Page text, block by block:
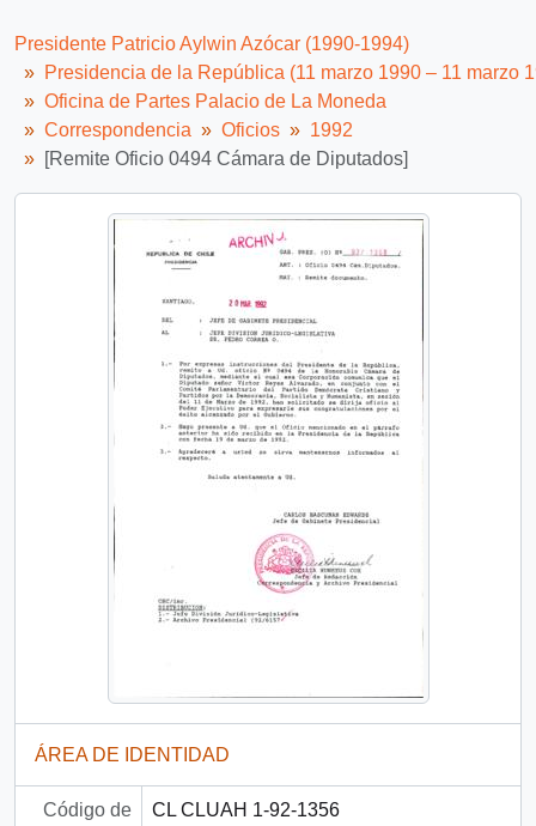
Presidente Patricio Aylwin Azócar (1990-1994)
Presidencia de la República (11 marzo 1990 – 11 marzo
Oficina de Partes Palacio de La Moneda
Correspondencia
Oficios
1992
[Remite Oficio 0494 Cámara de Diputados]
ÁREA DE IDENTIDAD
Código de CL CLUAH 1-92-1356